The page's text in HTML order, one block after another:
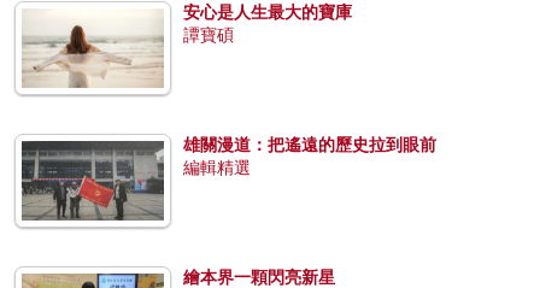
安心是人生最大的寶庫
譚寶碩
雄關漫道：把遙遠的歷史拉到眼前
編輯精選
繪本界一顆閃亮新星